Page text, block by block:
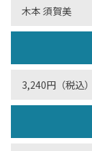
木本 須賀美
3,240円（税込）